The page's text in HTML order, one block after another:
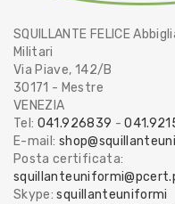
SQUILLANTE FELICE
Militari
Via Piave, 142/B
30171 - Mestre
VENEZIA
Tel: 041.926839 -
E-mail:
Posta certificata:
Skype:squillanteuniformi